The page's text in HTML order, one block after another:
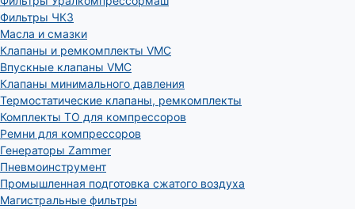
Фильтры ЧКЗ
Масла и смазки
Клапаны и ремкомплекты VMC
Впускные клапаны VMC
Клапаны минимального давления
Термостатические клапаны, ремкомплекты
Комплекты ТО для компрессоров
Ремни для компрессоров
Генераторы Zammer
Пневмоинструмент
Промышленная подготовка сжатого воздуха
Магистральные фильтры